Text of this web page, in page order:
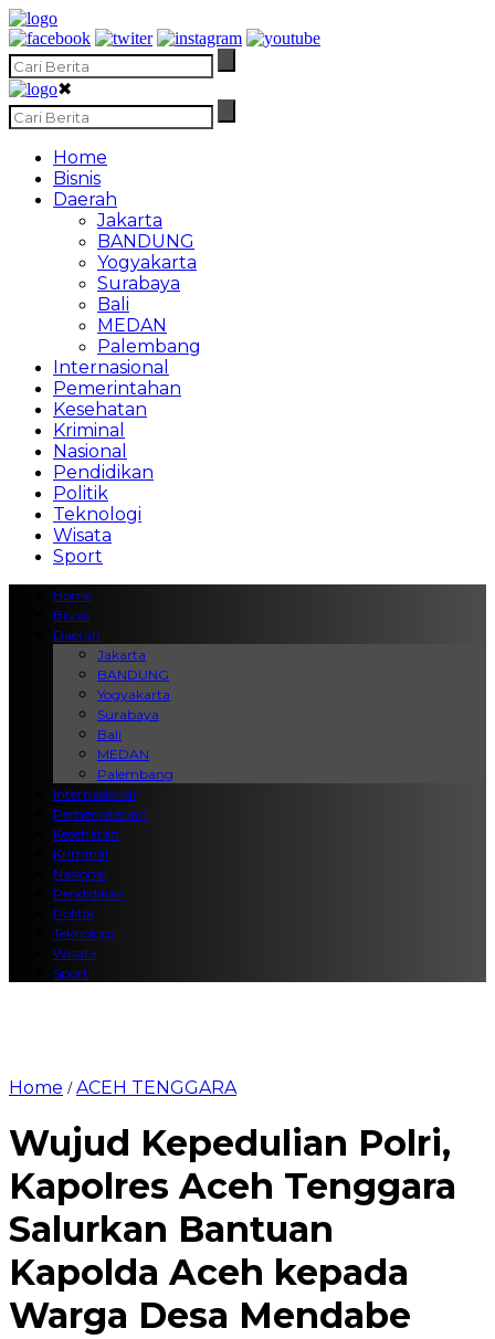
✖
Home
Bisnis
Daerah
Jakarta
BANDUNG
Yogyakarta
Surabaya
Bali
MEDAN
Palembang
Internasional
Pemerintahan
Kesehatan
Kriminal
Nasional
Pendidikan
Politik
Teknologi
Wisata
Sport
Home
Bisnis
Daerah
Jakarta
BANDUNG
Yogyakarta
Surabaya
Bali
MEDAN
Palembang
Internasional
Pemerintahan
Kesehatan
Kriminal
Nasional
Pendidikan
Politik
Teknologi
Wisata
Sport
Home /ACEH TENGGARA
Wujud Kepedulian Polri,
Kapolres Aceh Tenggara
Salurkan Bantuan
Kapolda Aceh kepada
Warga Desa Mendabe